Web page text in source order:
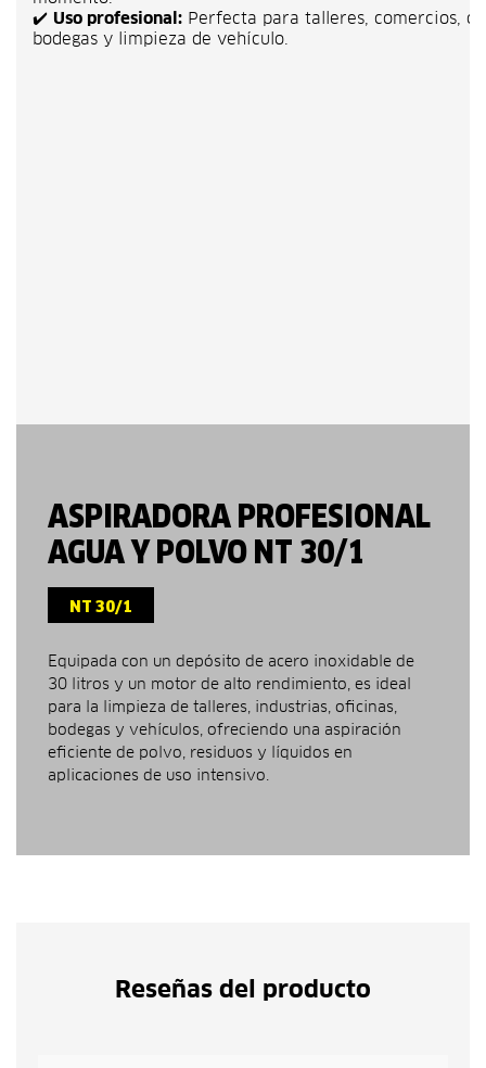
✔️ Uso profesional: Perfecta para talleres, comercios,
bodegas y limpieza de vehículo.
ASPIRADORA PROFESIONAL
AGUA Y POLVO NT 30/1
NT 30/1
Equipada con un depósito de acero inoxidable de
30 litros y un motor de alto rendimiento, es ideal
para la limpieza de talleres, industrias, oficinas,
bodegas y vehículos, ofreciendo una aspiración
eficiente de polvo, residuos y líquidos en
aplicaciones de uso intensivo.
Reseñas del producto